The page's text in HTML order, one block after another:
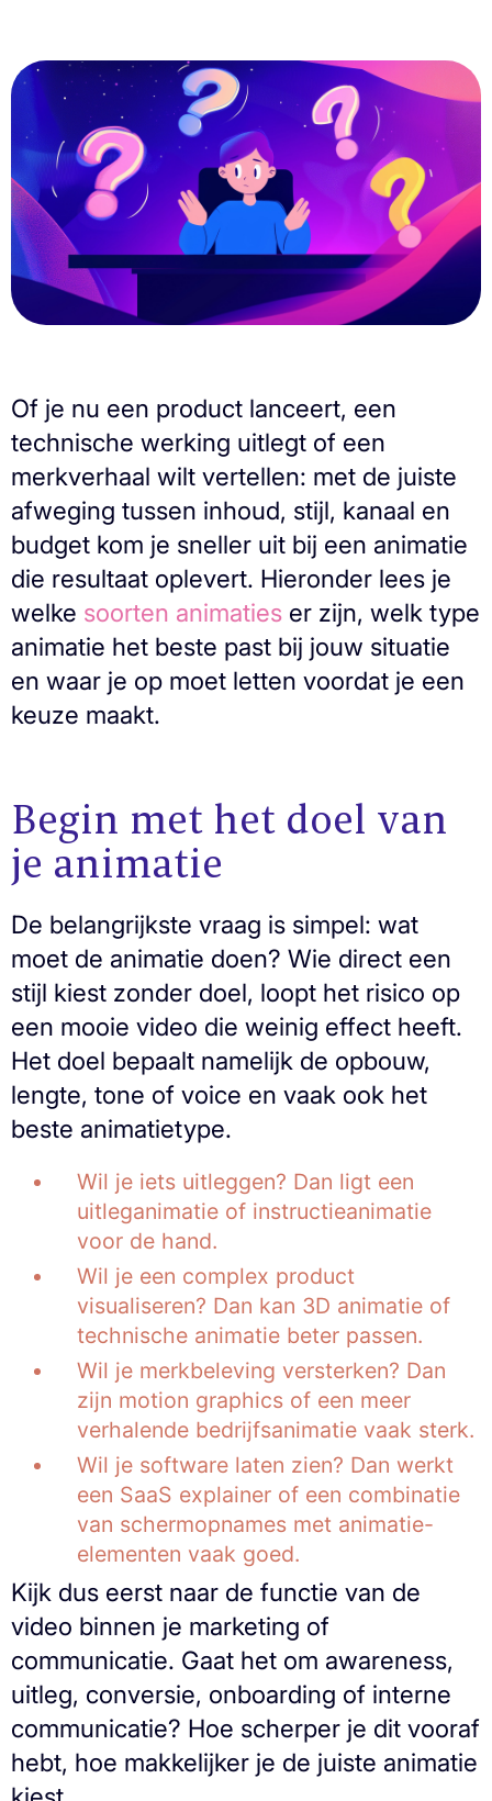
Of je nu een product lanceert, een
technische werking uitlegt of een
merkverhaal wilt vertellen: met de juiste
afweging tussen inhoud, stijl, kanaal en
budget kom je sneller uit bij een animatie
die resultaat oplevert. Hieronder lees je
welke soorten animaties er zijn, welk type
animatie het beste past bij jouw situatie
en waar je op moet letten voordat je een
keuze maakt.
Begin met het doel van
je animatie
De belangrijkste vraag is simpel: wat
moet de animatie doen? Wie direct een
stijl kiest zonder doel, loopt het risico op
een mooie video die weinig effect heeft.
Het doel bepaalt namelijk de opbouw,
lengte, tone of voice en vaak ook het
beste animatietype.
Wil je iets uitleggen? Dan ligt een
uitleganimatie of instructieanimatie
voor de hand.
Wil je een complex product
visualiseren? Dan kan 3D animatie of
technische animatie beter passen.
Wil je merkbeleving versterken? Dan
zijn motion graphics of een meer
verhalende bedrijfsanimatie vaak sterk.
Wil je software laten zien? Dan werkt
een SaaS explainer of een combinatie
van schermopnames met animatie-
elementen vaak goed.
Kijk dus eerst naar de functie van de
video binnen je marketing of
communicatie. Gaat het om awareness,
uitleg, conversie, onboarding of interne
communicatie? Hoe scherper je dit vooraf
hebt, hoe makkelijker je de juiste animatie